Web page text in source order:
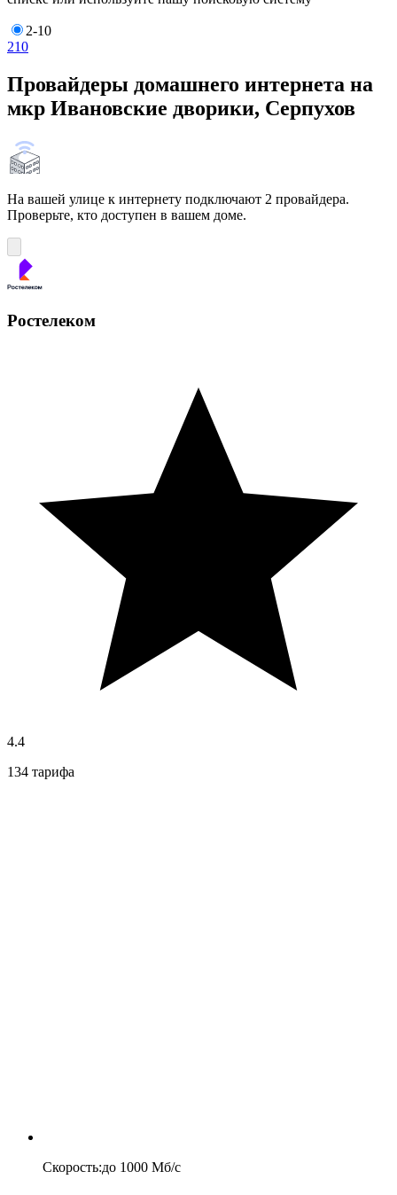
2-10
210
Провайдеры домашнего интернета на
мкр Ивановские дворики, Серпухов
На вашей улице к интернету подключают 2 провайдера.
Проверьте, кто доступен в вашем доме.
Ростелеком
4.4
134 тарифа
Скорость:до 1000 Мб/c